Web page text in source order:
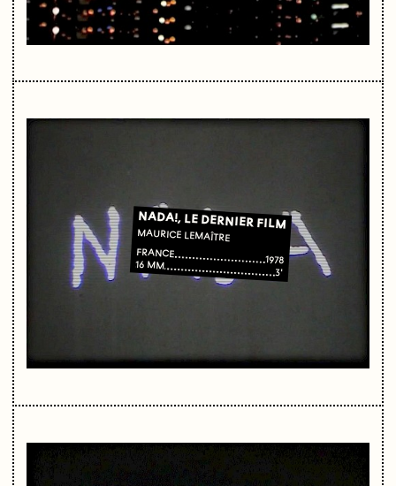
NADA!, LE DERNIER FILM
MAURICE LEMAÎTRE
FRANCE
1978
16 MM
3'